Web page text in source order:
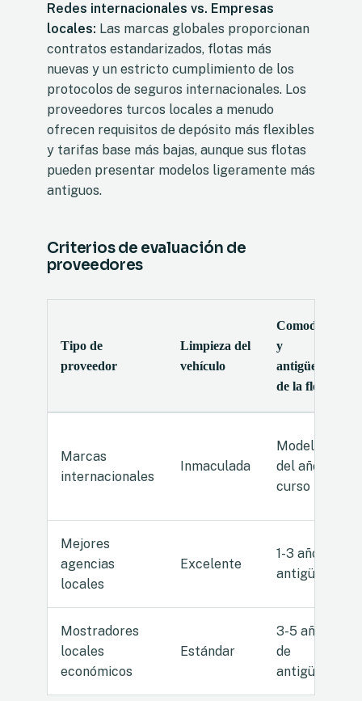
Redes internacionales vs. Empresas
locales: Las marcas globales proporcionan
contratos estandarizados, flotas más
nuevas y un estricto cumplimiento de los
protocolos de seguros internacionales. Los
proveedores turcos locales a menudo
ofrecen requisitos de depósito más flexibles
y tarifas base más bajas, aunque sus flotas
pueden presentar modelos ligeramente más
antiguos.
Criterios de evaluación de
proveedores
Tipo de
proveedor
Limpieza del
vehículo
Comodidad
y
antigüedad
de la flota
Marcas
internacionales
Inmaculada
Modelos
del año en
curso
Mejores
agencias
locales
Excelente
1-3 años de
antigüedad
Mostradores
locales
económicos
Estándar
3-5 años
de
antigüedad